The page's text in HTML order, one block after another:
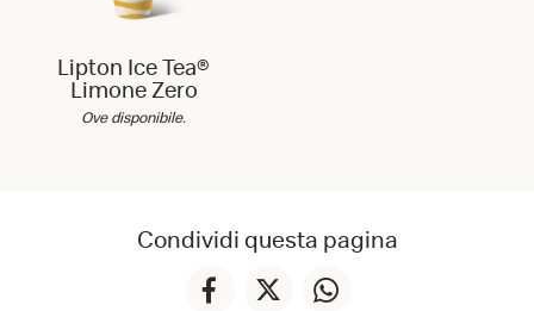
Lipton Ice Tea®
Limone Zero
Ove disponibile.
Condividi questa pagina